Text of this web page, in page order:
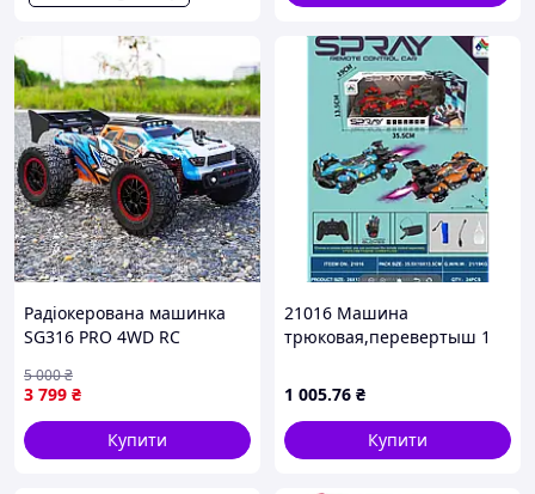
Радіокерована машинка
SG316 PRO 4WD RC
40 км/год 2 АКБ
3 799 ₴
5 000₴
Купити
21016 Машина
трюковая,перевертыш 1
1 005.76 ₴
Купити